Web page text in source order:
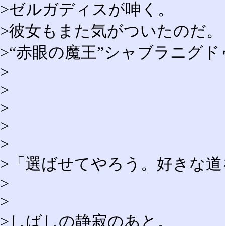
>ゼルガディスが呻く。
>彼女もまた気がついたのだ。
>“赤眼の魔王”シャブラニグ
>
>
>
>
>
>「選ばせてやろう。好きな
>
>
>しばしの静寂のあと。